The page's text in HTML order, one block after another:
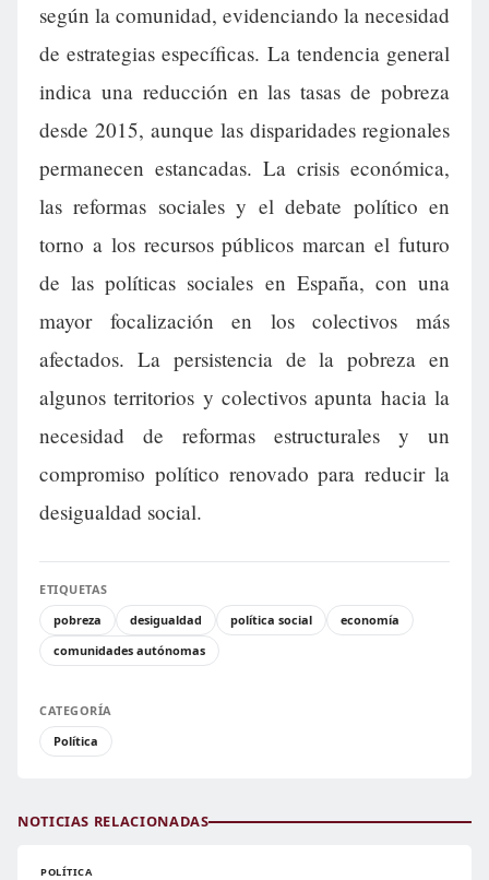
según la comunidad, evidenciando la necesidad
de estrategias específicas. La tendencia general
indica una reducción en las tasas de pobreza
desde 2015, aunque las disparidades regionales
permanecen estancadas. La crisis económica,
las reformas sociales y el debate político en
torno a los recursos públicos marcan el futuro
de las políticas sociales en España, con una
mayor focalización en los colectivos más
afectados. La persistencia de la pobreza en
algunos territorios y colectivos apunta hacia la
necesidad de reformas estructurales y un
compromiso político renovado para reducir la
desigualdad social.
ETIQUETAS
pobreza
desigualdad política social
economía
comunidades autónomas
CATEGORÍA
Política
NOTICIAS RELACIONADAS
POLÍTICA